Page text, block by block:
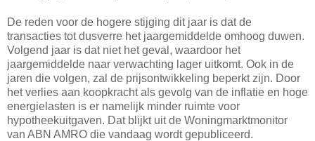
De reden voor de hogere stijging dit jaar is dat de
transacties tot dusverre het jaargemiddelde omhoog duwen.
Volgend jaar is dat niet het geval, waardoor het
jaargemiddelde naar verwachting lager uitkomt. Ook in de
jaren die volgen, zal de prijsontwikkeling beperkt zijn. Door
het verlies aan koopkracht als gevolg van de inflatie en hoge
energielasten is er namelijk minder ruimte voor
hypotheekuitgaven. Dat blijkt uit de Woningmarktmonitor
van ABN AMRO die vandaag wordt gepubliceerd.